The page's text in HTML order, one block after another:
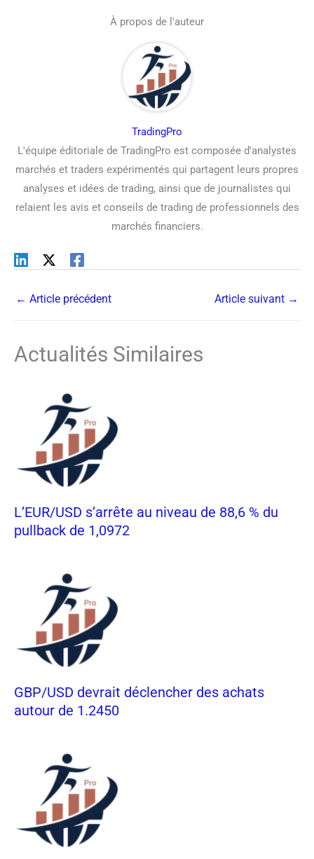
À propos de l'auteur
TradingPro
L'équipe éditoriale de TradingPro est composée d'analystes
marchés et traders expérimentés qui partagent leurs propres
analyses et idées de trading, ainsi que de journalistes qui
relaient les avis et conseils de trading de professionnels des
marchés financiers.
← Article précédent Article suivant →
Actualités Similaires
L’EUR/USD s’arrête au niveau de 88,6 % du
pullback de 1,0972
GBP/USD devrait déclencher des achats
autour de 1.2450